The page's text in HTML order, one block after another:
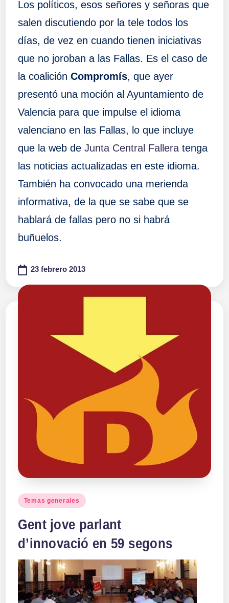
Los políticos, esos señores y señoras que
salen discutiendo por la tele todos los
días, de vez en cuando tienen iniciativas
que no joroban a las Fallas. Es el caso de
la coalición Compromís, que ayer
presentó una moción al Ayuntamiento de
Valencia para que impulse el idioma
valenciano en las Fallas, lo que incluye
que la web de Junta Central Falleratenga
las noticias actualizadas en este idioma.
También ha convocado una merienda
informativa, de la que se sabe que se
hablará de fallas pero no si habrá
buñuelos.
23 febrero 2013
Publicado
Temas generales
Gent jove parlant
d’innovació en 59 segons